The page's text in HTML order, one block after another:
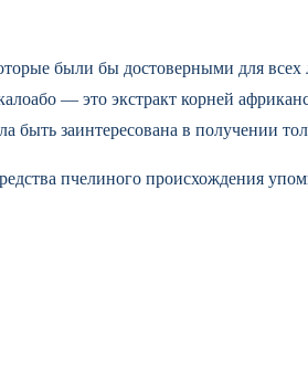
были бы достоверными для всех
— это экстракт корней
заинтересована в получении
пчелиного происхождения